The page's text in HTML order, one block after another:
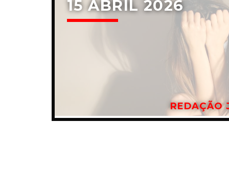
15 ABRIL 2026
REDAÇÃO